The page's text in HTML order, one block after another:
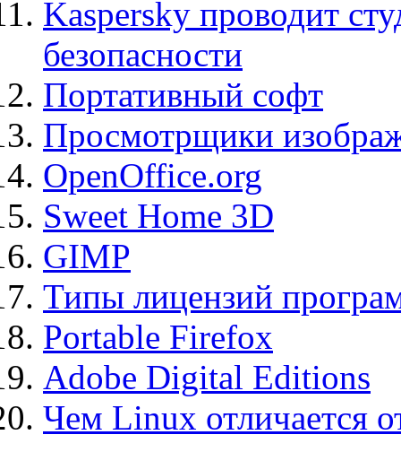
Kaspersky проводит
безопасности
Портативный софт
Просмотрщики
OpenOffice.org
Sweet Home 3D
GIMP
Типы лицензий
Portable Firefox
Adobe Digital Editions
Чем Linux отличается